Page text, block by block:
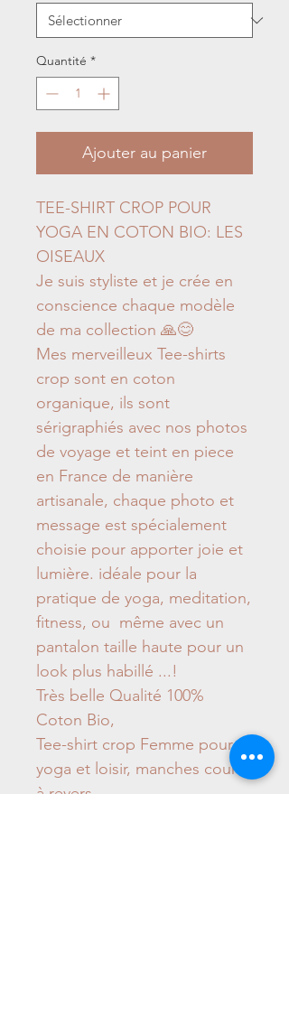
Quantité *
Ajouter au panier
TEE-SHIRT CROP POUR
YOGA EN COTON BIO: LES
OISEAUX
Je suis styliste et je crée en
conscience chaque modèle
de ma collection 🙏😊
Mes merveilleux Tee-shirts
crop sont en coton
organique, ils sont
sérigraphiés avec nos photos
de voyage et teint en piece
en France de manière
artisanale, chaque photo et
message est spécialement
choisie pour apporter joie et
lumière. idéale pour la
pratique de yoga, meditation,
fitness, ou même avec un
pantalon taille haute pour un
look plus habillé ...!
Très belle Qualité 100%
Coton Bio,
Tee-shirt crop Femme pour
yoga et loisir, manches courte
à revers